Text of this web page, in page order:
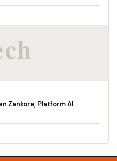
Zankore, Platform AI